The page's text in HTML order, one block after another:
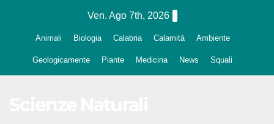
Ven. Ago 7th, 2026
Animali Biologia Calabria Calamità Ambiente
Geologicamente Piante Medicina News Squali